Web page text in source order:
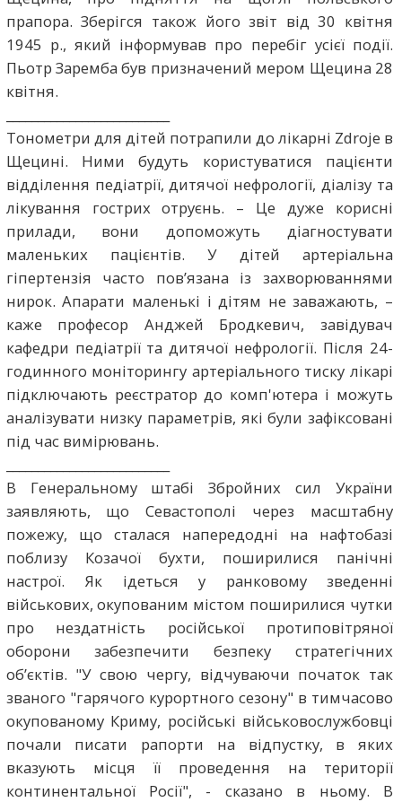
прапора. Зберігся також його звіт від 30 квітня
1945 р., який інформував про перебіг усієї події.
Пьотр Заремба був призначений мером Щецина 28
квітня.
Тонометри для дітей потрапили до лікарні Zdroje в
Щецині. Ними будуть користуватися пацієнти
відділення педіатрії, дитячої нефрології, діалізу та
лікування гострих отруєнь. – Це дуже корисні
прилади, вони допоможуть діагностувати
маленьких пацієнтів. У дітей артеріальна
гіпертензія часто пов’язана із захворюваннями
нирок. Апарати маленькі і дітям не заважають, –
каже професор Анджей Бродкевич, завідувач
кафедри педіатрії та дитячої нефрології. Після 24-
годинного моніторингу артеріального тиску лікарі
підключають реєстратор до комп'ютера і можуть
аналізувати низку параметрів, які були зафіксовані
під час вимірювань.
В Генеральному штабі Збройних сил України
заявляють, що Севастополі через масштабну
пожежу, що сталася напередодні на нафтобазі
поблизу Козачої бухти, поширилися панічні
настрої. Як ідеться у ранковому зведенні
військових, окупованим містом поширилися чутки
про нездатність російської протиповітряної
оборони забезпечити безпеку стратегічних
об’єктів. "У свою чергу, відчуваючи початок так
званого "гарячого курортного сезону" в тимчасово
окупованому Криму, російські військовослужбовці
почали писати рапорти на відпустку, в яких
вказують місця її проведення на території
континентальної Росії", - сказано в ньому. В